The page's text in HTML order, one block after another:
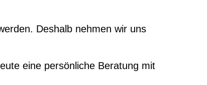
Deshalb nehmen wir uns
eine persönliche Beratung mit